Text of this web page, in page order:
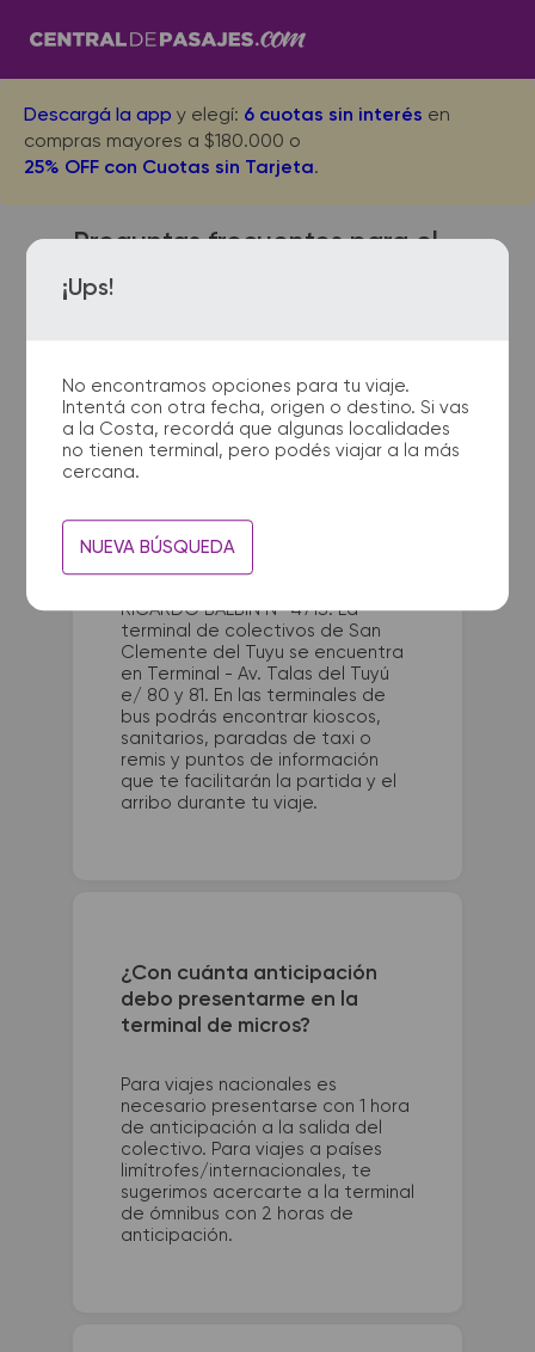
Descargá la app y elegí: 6 cuotas sin interés en
compras mayores a $180.000 o
25% OFF con Cuotas sin Tarjeta.
¡Ups!
No encontramos opciones para tu viaje.
Intentá con otra fecha, origen o destino. Si vas
a la Costa, recordá que algunas localidades
no tienen terminal, pero podés viajar a la más
cercana.
NUEVA BÚSQUEDA
Preguntas frecuentes para el
viaje desde Santa Brigida a
San Clemente del Tuyu
¿Dónde quedan las
terminales de micro de Santa
Brigida a San Clemente del
La terminal de ómnibus de Santa
RICARDO BALBIN N° 4713. La
terminal de colectivos de San
Clemente del Tuyu se encuentra
en Terminal - Av. Talas del Tuyú
e/ 80 y 81. En las terminales de
bus podrás encontrar kioscos,
sanitarios, paradas de taxi o
remis y puntos de información
que te facilitarán la partida y el
arribo durante tu viaje.
¿Con cuánta anticipación
debo presentarme en la
terminal de micros?
Para viajes nacionales es
necesario presentarse con 1 hora
de anticipación a la salida del
colectivo. Para viajes a países
limítrofes/internacionales, te
sugerimos acercarte a la terminal
de ómnibus con 2 horas de
anticipación.